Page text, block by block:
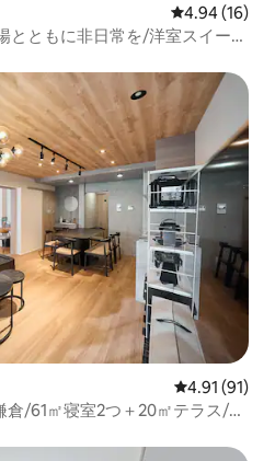
レビュー16
4.94 (16)
とともに非日常を/洋室スイート
レビュー91
4.91 (91)
/61㎡寝室2つ＋20㎡テラス/サ